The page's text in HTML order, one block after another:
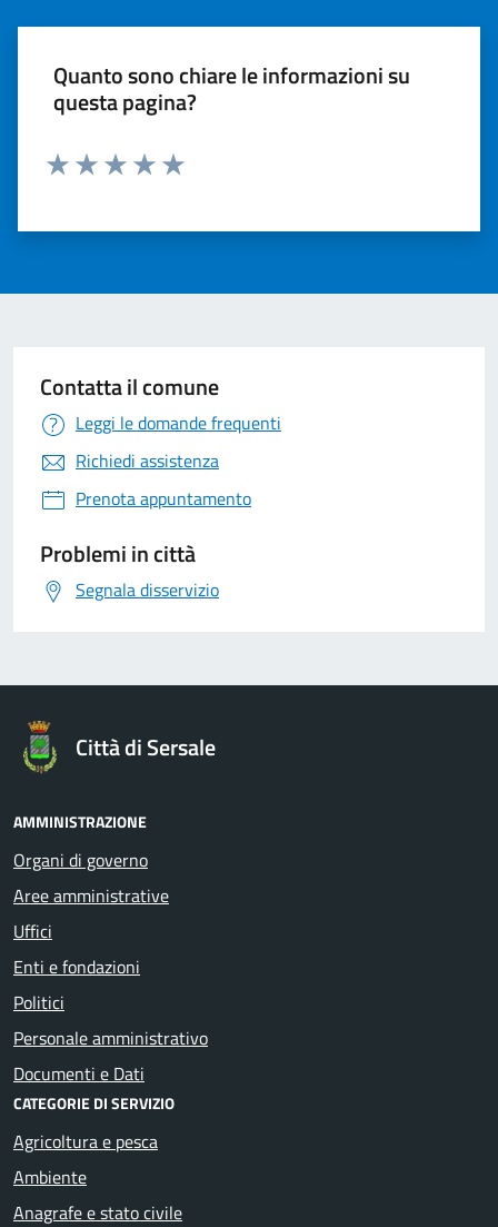
Quanto sono chiare le informazioni su
questa pagina?
Contatta il comune
Leggi le domande frequenti
Richiedi assistenza
Prenota appuntamento
Problemi in città
Segnala disservizio
Città di Sersale
AMMINISTRAZIONE
Organi di governo
Aree amministrative
Uffici
Enti e fondazioni
Politici
Personale amministrativo
Documenti e Dati
CATEGORIE DI SERVIZIO
Agricoltura e pesca
Ambiente
Anagrafe e stato civile